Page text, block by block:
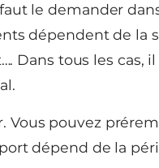
le demander
dépendent de la
Dans tous les cas,
Vous pouvez
dépend de la